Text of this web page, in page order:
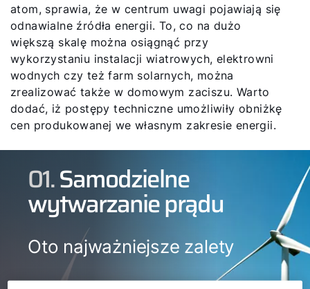
atom, sprawia, że w centrum uwagi pojawiają się
odnawialne źródła energii. To, co na dużo
większą skalę można osiągnąć przy
wykorzystaniu instalacji wiatrowych, elektrowni
wodnych czy też farm solarnych, można
zrealizować także w domowym zaciszu. Warto
dodać, iż postępy techniczne umożliwiły obniżkę
cen produkowanej we własnym zakresie energii.
01.Samodzielne
wytwarzanie prądu
Oto najważniejsze zalety